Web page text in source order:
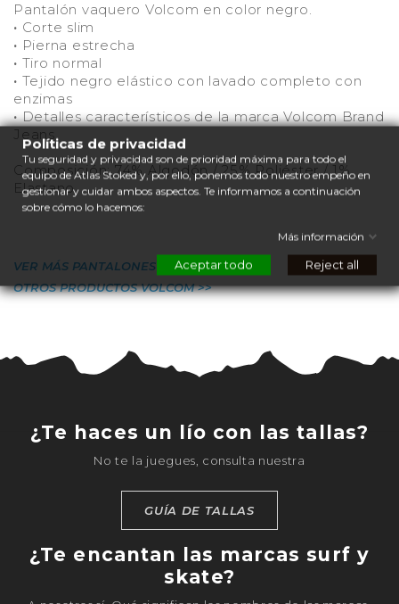
Pantalón vaquero Volcom en color negro.
· Corte slim
· Pierna estrecha
· Tiro normal
· Tejido negro elástico con lavado completo con
enzimas
·Detalles característicos de la marca Volcom Brand
Jeans
Composición: 74% Algodón / 25% Poliéster / 1%
Elastano
VER MÁS PANTALONES VOLCOM >>
OTROS PRODUCTOS VOLCOM >>
¿Te haces un lío con las tallas?
No te la juegues, consulta nuestra
GUÍA DE TALLAS
¿Te encantan las marcas surf y
skate?
Políticas de privacidad
Tu seguridad y privacidad son de prioridad máxima para todo el
equipo de Atlas Stoked y, por ello, ponemos todo nuestro empeño en
gestionar y cuidar ambos aspectos. Te informamos a continuación
sobre cómo lo hacemos:
Más información
Aceptar todo Reject all